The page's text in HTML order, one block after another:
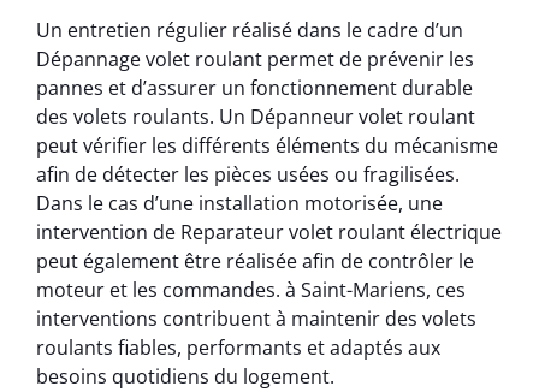
Un entretien régulier réalisé dans le cadre d’un
Dépannage volet roulant permet de prévenir les
pannes et d’assurer un fonctionnement durable
des volets roulants. Un Dépanneur volet roulant
peut vérifier les différents éléments du mécanisme
afin de détecter les pièces usées ou fragilisées.
Dans le cas d’une installation motorisée, une
intervention de Reparateur volet roulant électrique
peut également être réalisée afin de contrôler le
moteur et les commandes. à Saint-Mariens, ces
interventions contribuent à maintenir des volets
roulants fiables, performants et adaptés aux
besoins quotidiens du logement.